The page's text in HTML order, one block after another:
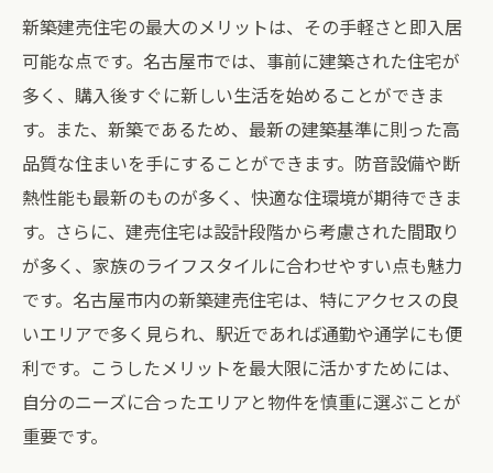
新築建売住宅の最大のメリットは、その手軽さと即入居
可能な点です。名古屋市では、事前に建築された住宅が
多く、購入後すぐに新しい生活を始めることができま
す。また、新築であるため、最新の建築基準に則った高
品質な住まいを手にすることができます。防音設備や断
熱性能も最新のものが多く、快適な住環境が期待できま
す。さらに、建売住宅は設計段階から考慮された間取り
が多く、家族のライフスタイルに合わせやすい点も魅力
です。名古屋市内の新築建売住宅は、特にアクセスの良
いエリアで多く見られ、駅近であれば通勤や通学にも便
利です。こうしたメリットを最大限に活かすためには、
自分のニーズに合ったエリアと物件を慎重に選ぶことが
重要です。